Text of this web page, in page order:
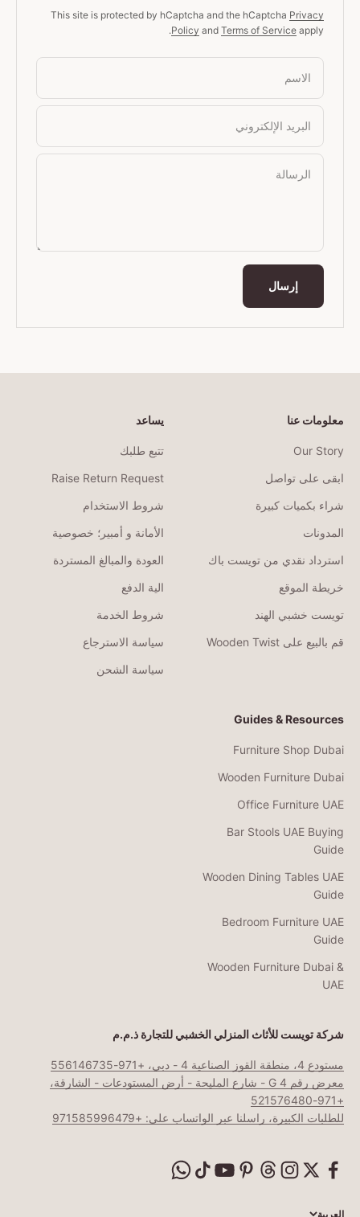
This site is protected by hCaptcha and the hCaptcha Privacy
Policy and Terms of Service apply.
الاسم
البريد الإلكتروني
الرسالة
إرسال
معلومات عنا
Our Story
ابقى على تواصل
شراء بكميات كبيرة
المدونات
استرداد نقدي من تويست باك
خريطة الموقع
تويست خشبي الهند
قم بالبيع على Wooden Twist
يساعد
تتبع طلبك
Raise Return Request
شروط الاستخدام
الأمانة و أمبير؛ خصوصية
العودة والمبالغ المستردة
الية الدفع
شروط الخدمة
سياسة الاسترجاع
سياسة الشحن
Guides & Resources
Furniture Shop Dubai
Wooden Furniture Dubai
Office Furniture UAE
Bar Stools UAE Buying
Guide
Wooden Dining Tables UAE
Guide
Bedroom Furniture UAE
Guide
Wooden Furniture Dubai &
UAE
شركة تويست للأثاث المنزلي الخشبي للتجارة ذ.م.م
مستودع 4، منطقة القوز الصناعية 4 - دبي، +971-556146735
معرض رقم G 4 - شارع المليحة - أرض المستودعات - الشارقة،
+971-521576480
للطلبات الكبيرة، راسلنا عبر الواتساب على: +971585996479
العربية